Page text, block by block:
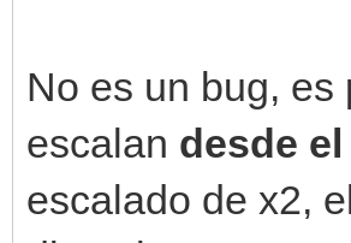
No es un bug, es
escalan desde
escalado de x2,